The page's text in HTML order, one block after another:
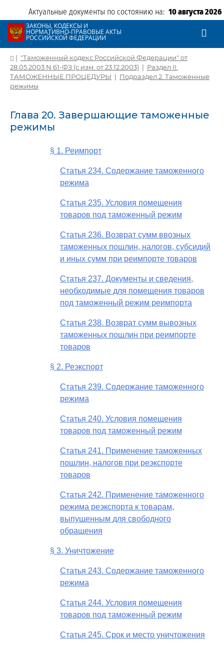
Актуальные документы по состоянию на: 10 августа 2026
ЗАКОНЫ, КОДЕКСЫ И
НОРМАТИВНО-ПРАВОВЫЕ АКТЫ
РОССИЙСКОЙ ФЕДЕРАЦИИ
| "Таможенный кодекс Российской Федерации" от
28.05.2003 N 61-ФЗ (с изм. от 23.12.2003) | Раздел II.
ТАМОЖЕННЫЕ ПРОЦЕДУРЫ | Подраздел 2. Таможенные
режимы
Глава 20. Завершающие таможенные
режимы
§ 1. Реимпорт
Статья 234. Содержание таможенного
режима
Статья 235. Условия помещения
товаров под таможенный режим
Статья 236. Возврат сумм ввозных
таможенных пошлин, налогов, субсидий
и иных сумм при реимпорте товаров
Статья 237. Документы и сведения,
необходимые для помещения товаров
под таможенный режим реимпорта
Статья 238. Возврат сумм вывозных
таможенных пошлин при реимпорте
товаров
§ 2. Реэкспорт
Статья 239. Содержание таможенного
режима
Статья 240. Условия помещения
товаров под таможенный режим
Статья 241. Применение таможенных
пошлин, налогов при реэкспорте
товаров
Статья 242. Применение таможенного
режима реэкспорта к товарам,
выпущенным для свободного
обращения
§ 3. Уничтожение
Статья 243. Содержание таможенного
режима
Статья 244. Условия помещения
товаров под таможенный режим
Статья 245. Срок и место уничтожения